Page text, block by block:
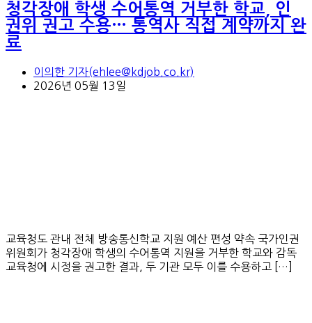
청각장애 학생 수어통역 거부한 학교, 인
권위 권고 수용… 통역사 직접 계약까지 완
료
이의한 기자(ehlee@kdjob.co.kr)
2026년 05월 13일
교육청도 관내 전체 방송통신학교 지원 예산 편성 약속 국가인권
위원회가 청각장애 학생의 수어통역 지원을 거부한 학교와 감독
교육청에 시정을 권고한 결과, 두 기관 모두 이를 수용하고 […]